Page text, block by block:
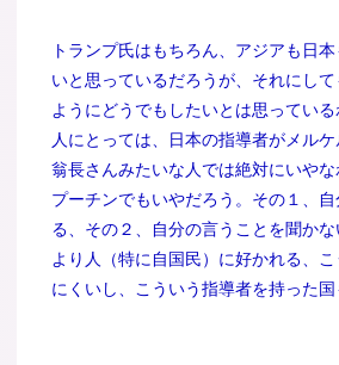
トランプ氏はもちろん、アジアも日
いと思っているだろうが、それにし
ようにどうでもしたいとは思ってい
人にとっては、日本の指導者がメル
翁長さんみたいな人では絶対にいや
プーチンでもいやだろう。その１、
る、その２、自分の言うことを聞か
より人（特に自国民）に好かれる、
にくいし、こういう指導者を持った国